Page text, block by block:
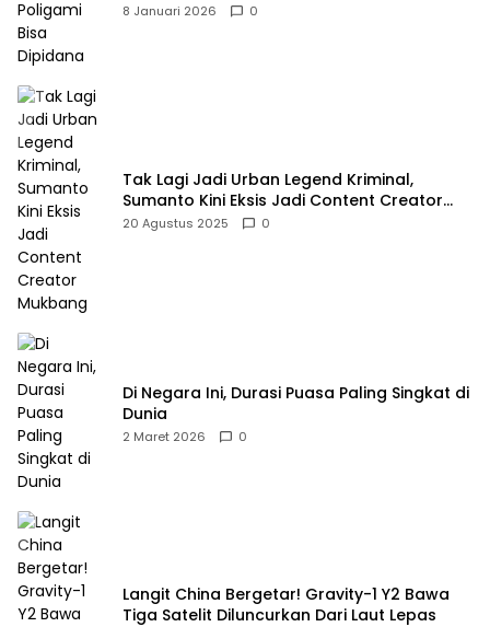
8 Januari 2026 0
Tak Lagi Jadi Urban Legend Kriminal,
Sumanto Kini Eksis Jadi Content Creator
Mukbang
20 Agustus 2025 0
Di Negara Ini, Durasi Puasa Paling Singkat di
Dunia
2 Maret 2026 0
Langit China Bergetar! Gravity-1 Y2 Bawa
Tiga Satelit Diluncurkan Dari Laut Lepas